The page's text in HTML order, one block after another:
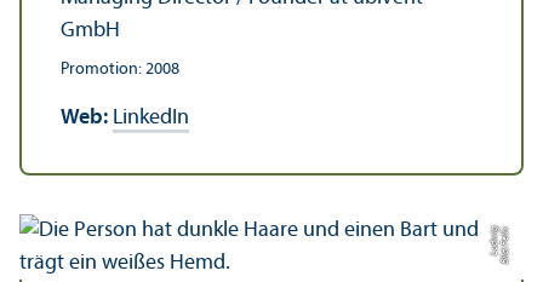
GmbH
Promotion: 2008
Web: LinkedIn
Bil
d:
F
eli
x
L
u
d
wi
g